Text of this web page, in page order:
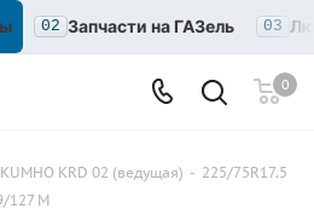
02 Запчасти на ГАЗель 03
0
KUMHO KRD 02 (ведущая) - 225/75R17.5
127 M